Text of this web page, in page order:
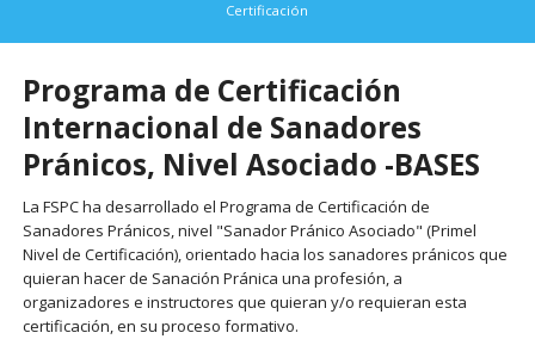
Certificación
Programa de Certificación
Internacional de Sanadores
Pránicos, Nivel Asociado -BASES
La FSPC ha desarrollado el Programa de Certificación de
Sanadores Pránicos, nivel "Sanador Pránico Asociado" (Primel
Nivel de Certificación), orientado hacia los sanadores pránicos que
quieran hacer de Sanación Pránica una profesión, a
organizadores e instructores que quieran y/o requieran esta
certificación, en su proceso formativo.